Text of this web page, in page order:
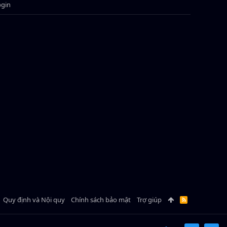
Quy định và Nội quy Chính sách bảo mật Trợ giúp
R
S